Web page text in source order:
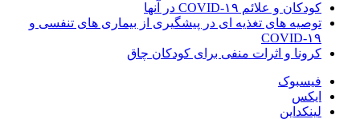
کودکان و علائم COVID-۱۹ در آنها
توصیه های تغذیه ای در پیشگیری از بیماری های تنفسی و
COVID-۱۹
کرونا و اثرات منفی برای کودکان چاق
فیسبوک
ایکس
لینکداین